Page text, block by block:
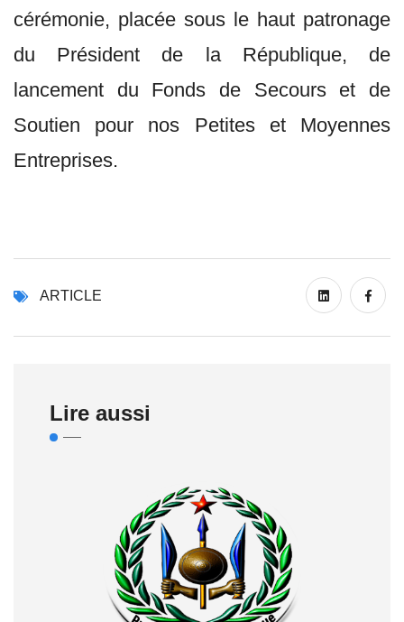
cérémonie, placée sous le haut patronage
du Président de la République, de
lancement du Fonds de Secours et de
Soutien pour nos Petites et Moyennes
Entreprises.
ARTICLE
Lire aussi